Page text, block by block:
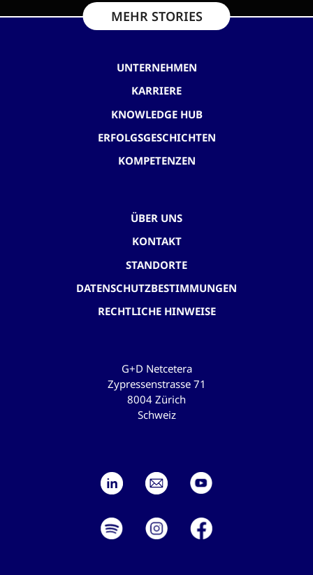
MEHR STORIES
UNTERNEHMEN
KARRIERE
KNOWLEDGE HUB
ERFOLGSGESCHICHTEN
KOMPETENZEN
ÜBER UNS
KONTAKT
STANDORTE
DATENSCHUTZBESTIMMUNGEN
RECHTLICHE HINWEISE
G+D Netcetera
Zypressenstrasse 71
8004 Zürich
Schweiz